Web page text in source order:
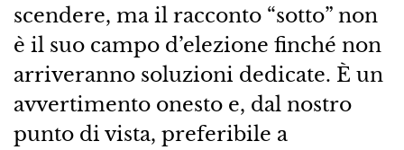
scendere, ma il racconto “sotto” non
è il suo campo d’elezione finché non
arriveranno soluzioni dedicate. È un
avvertimento onesto e, dal nostro
punto di vista, preferibile a